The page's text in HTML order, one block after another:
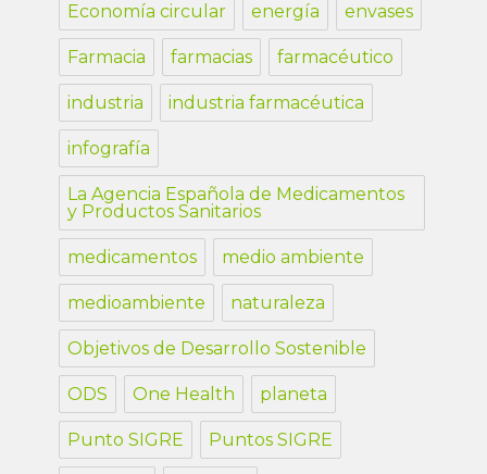
Economía circular energía envases
Farmacia farmacias farmacéutico
industria industria farmacéutica
infografía
La Agencia Española de Medicamentos
y Productos Sanitarios
medicamentos medio ambiente
medioambiente naturaleza
Objetivos de Desarrollo Sostenible
ODS One Health planeta
Punto SIGRE Puntos SIGRE